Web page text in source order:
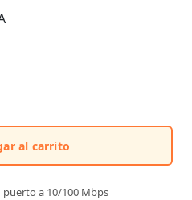
al carrito
puerto a 10/100 Mbps